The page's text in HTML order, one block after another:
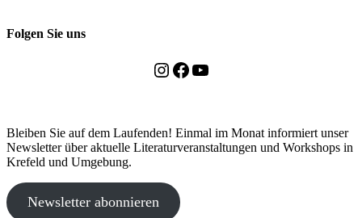
Folgen Sie uns
Instagram
Facebook
YouTube
Bleiben Sie auf dem Laufenden! Einmal im Monat informiert unser
Newsletter über aktuelle Literaturveranstaltungen und Workshops in
Krefeld und Umgebung.
Newsletter abonnieren